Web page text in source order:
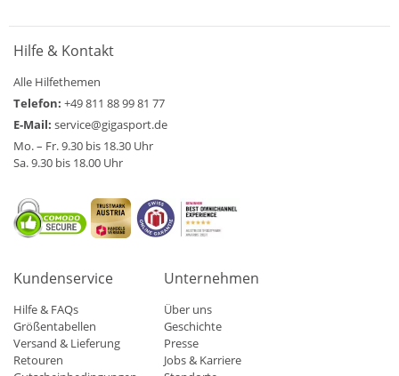
Hilfe & Kontakt
Alle Hilfethemen
Telefon: +49 811 88 99 81 77
E-Mail: service@gigasport.de
Mo. – Fr. 9.30 bis 18.30 Uhr
Sa. 9.30 bis 18.00 Uhr
Kundenservice
Hilfe & FAQs
Größentabellen
Versand & Lieferung
Retouren
Unternehmen
Über uns
Geschichte
Presse
Jobs & Karriere